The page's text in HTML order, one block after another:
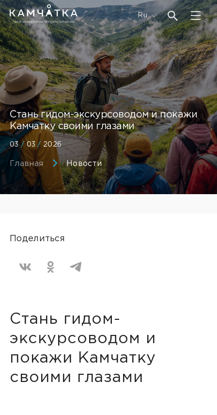
Ru
Стань гидом-экскурсоводом и покажи
Камчатку своими глазами
03 / 03 / 2026
Главная Новости
Поделиться
Стань гидом-
экскурсоводом и
покажи Камчатку
своими глазами